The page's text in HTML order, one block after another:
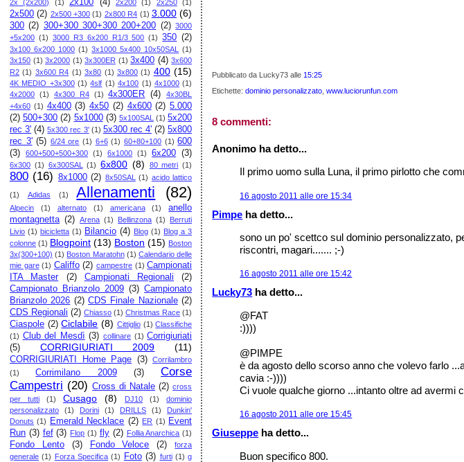
2x (2x200) (1) 2x100 (4) 2x200 (1) 2x250 (1)
2x500 (2) 2x500 +300 (1) 2x800 R4 (1) 3.000 (6)
300 (2) 300+300 300+300 200+200 (2) 3000
+5x200 (1) 3000 R3 6x200 R1/3 500 (1) 350 (2)
3x100 6x200 1000 (1) 3x1000 5x400 10x50SAL
(1)
3x150 (1) 3x2000 (1) 3x300ER (1) 3x400 (4) 3x600
R2 (1) 3x600 R4 (1) 3x80 (1) 3x800 (1) 400 (15)
4K MEDIO +3x300 (1) 4slf (1) 4x100 (1) 4x1000 (1)
4x2000 (1) 4x300 R4 (1) 4x300ER (4)
4x30BL
+4x60 (1) 4x400 (3) 4x50 (2) 4x600 (2) 5.000
(2) 500+300 (2) 5x1000 (3) 5x100SAL (1) 5x200
rec 3' (4) 5x300 rec 3' (1) 5x300 rec 4' (2) 5x800
rec 3' (5) 6/24 ore (1) 6+6 (1) 60+80+100 (1) 600
(3)
600+500+500+300 (1) 6x1000 (1) 6x200 (3)
6x300 (1) 6x300SAL (1) 6x800 (8) 80 metri (1)
800 (16) 8x1000 (2) 8x50SAL (1) acido lattico
(1) Adidas (1) Allenamenti (82)
Alpecin (1) alternato (1) americana (1)
anello
montagnetta (2) Arena (1) Bellinzona (1)
Berruti
Livio (1) bicicletta (1) Bilancio (4) Blog (1) Blog a 3
colonne (1) Blogpoint (13) Boston (15) Boston
3x(300+100) (1) Boston Maratohn (1) Calendario delle
mie gare (1) Califfo (2) campestre (1) Campionati
ITA Master
(2) Campionati Regionali
(2)
Campionato Brianzolo 2009 (3) Campionato
Brianzolo 2026 (2) CDS Finale Nazionale (2)
CDS Regionali (2) Chiasso (1) Christmas Race (1)
Ciaspole (2) Ciclabile (8) Cittiglio (1) Classifiche
(1) Club del Mesdì (3) collinare (1) Corrigiuriati
(5)
CORRIGIURIATI 2009 (11)
CORRIGIURIATI Home Page (3)
Corrilambro
(1)
Corrimilano 2009 (3)
Corse
Campestri (20) Cross di Natale (2) cross
per tutti
(1) Cusago (8) DJ10 (1)
dominio
personalizzato
(1) Dorini (1) DRILLS (1)
Dunkin'
Donuts (1) Emerald Necklace (2) ER (1) Event
Run (3) fef (3) Flop (1) fly (2) Follia Anarchica (1)
Fondo Lento (3) Fondo Veloce (2)
forza
generale (1) Forza Specifica (1) Foto (3) furti (1) g
Pubblicato da Lucky73alle 15:25
Etichette:dominio personalizzato ,www.luciorunfun.com
8 commenti:
Anonimo ha detto...
Il primo uomo sulla Luna, il primo pirlotto che
16 agosto 2011 alle ore 15:34
Pimpe ha detto...
sono un po' scettco sul dominio personalizzato,
riscontri, magari....... ;-)
16 agosto 2011 alle ore 15:42
Lucky73 ha detto...
@FAT
:))))
@PIMPE
è da agosto dello scorso anno che volevo farlo
cavia :-))))
Ci vuole qualche giorno ...intanto oltre ad avermi
16 agosto 2011 alle ore 15:45
Giuseppe ha detto...
Buon specifico 800.